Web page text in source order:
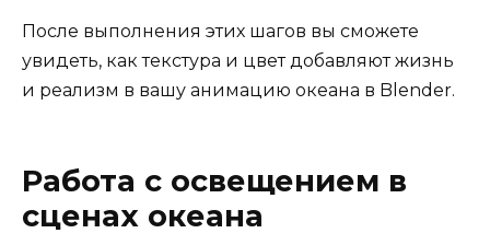
После выполнения этих шагов вы сможете
увидеть, как текстура и цвет добавляют жизнь
и реализм в вашу анимацию океана в Blender.
Работа с освещением в
сценах океана